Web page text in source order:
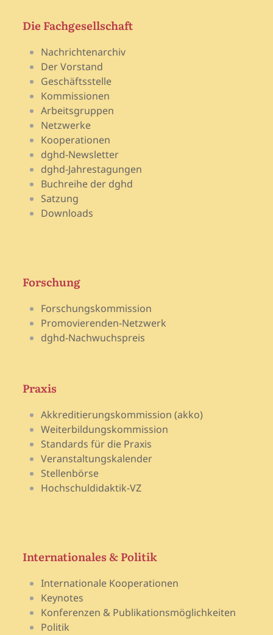
Die Fachgesellschaft
Nachrichtenarchiv
Der Vorstand
Geschäftsstelle
Kommissionen
Arbeitsgruppen
Netzwerke
Kooperationen
dghd-Newsletter
dghd-Jahrestagungen
Buchreihe der dghd
Satzung
Downloads
Forschung
Forschungskommission
Promovierenden-Netzwerk
dghd-Nachwuchspreis
Praxis
Akkreditierungskommission (akko)
Weiterbildungskommission
Standards für die Praxis
Veranstaltungskalender
Stellenbörse
Hochschuldidaktik-VZ
Internationales & Politik
Internationale Kooperationen
Keynotes
Konferenzen & Publikationsmöglichkeiten
Politik